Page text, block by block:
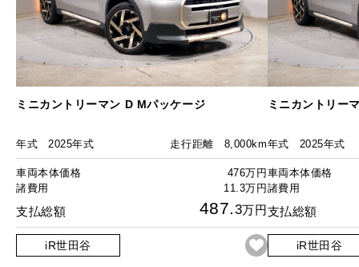
ミニカントリーマン D Mパッケージ
年式 2025年式 走行距離 8,000km
車両本体価格
476万円
諸費用
11.3万円
支払総額 487.3万円
iR世田谷
ミニカントリー
年式 2025年式
車両本体価格
諸費用
支払総額
iR世田谷